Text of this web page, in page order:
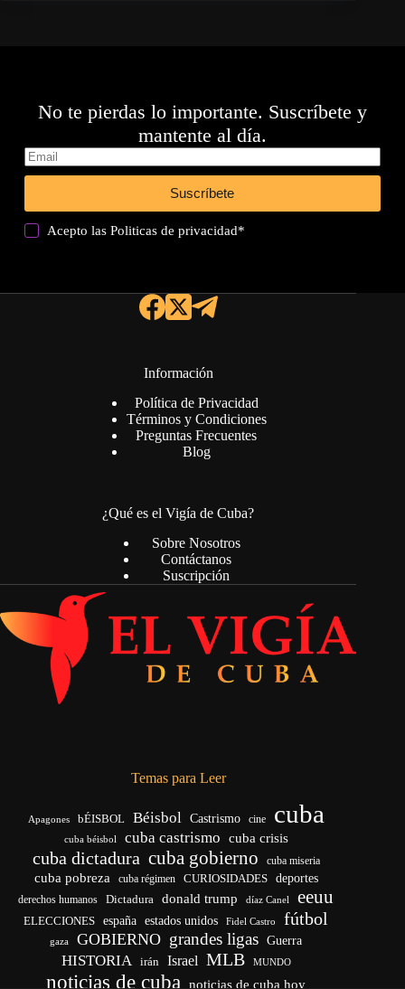
No te pierdas lo importante. Suscríbete y
mantente al día.
Suscríbete
Acepto lasPoliticas de privacidad*
Información
Política de Privacidad
Términos y Condiciones
Preguntas Frecuentes
Blog
¿Qué es el Vigía de Cuba?
Sobre Nosotros
Contáctanos
Suscripción
Temas para Leer
Apagones bÉISBOL Béisbol Castrismo cine cuba
cuba béisbol cuba castrismo cuba crisis
cuba dictadura cuba gobierno cuba miseria
cuba pobreza cuba régimen CURIOSIDADES deportes
derechos humanos Dictadura donald trump díaz Canel eeuu
ELECCIONES españa estados unidos Fidel Castro fútbol
gaza GOBIERNO grandes ligas Guerra
HISTORIA irán Israel MLB MUNDO
noticias de cuba noticias de cuba hoy